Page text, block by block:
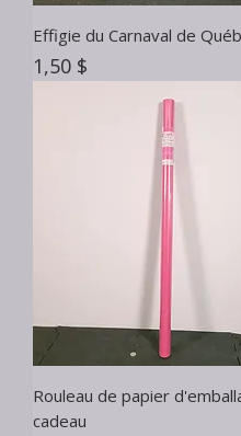
Effigie du Carnaval de
Prix
1,50 $
Rouleau de papier
cadeau